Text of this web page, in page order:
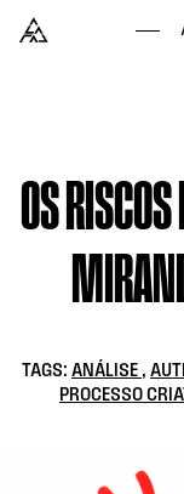
Alataj
OS
TAGS: ANÁLISE ,
PROCESSO